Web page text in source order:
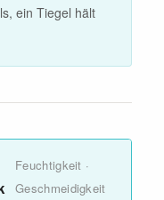
ein Tiegel hält
Feuchtigkeit ·
Geschmeidigkeit